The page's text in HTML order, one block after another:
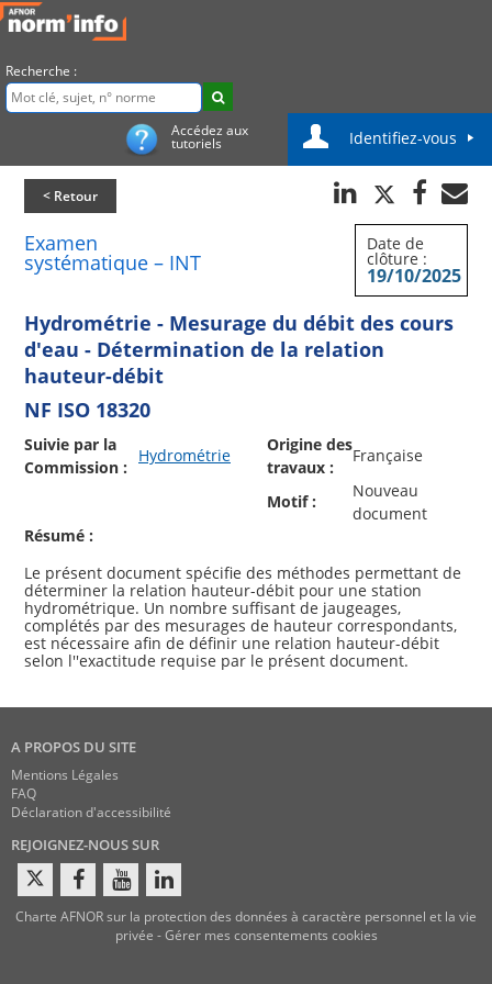
Recherche :
Accédez aux
tutoriels Identifiez-vous
< Retour
Examen
systématique – INT
Date de
clôture :
19/10/2025
Hydrométrie - Mesurage du débit des cours
d'eau - Détermination de la relation
hauteur-débit
NF ISO 18320
Suivie par la
Commission :
Hydrométrie
Origine des
travaux :
Française
Motif :
Nouveau
document
Résumé :
Le présent document spécifie des méthodes permettant de
déterminer la relation hauteur-débit pour une station
hydrométrique. Un nombre suffisant de jaugeages,
complétés par des mesurages de hauteur correspondants,
est nécessaire afin de définir une relation hauteur-débit
A PROPOS DU SITE
Mentions Légales
FAQ
Déclaration d'accessibilité
REJOIGNEZ-NOUS SUR
Charte AFNOR sur la protection des données à caractère personnel et la vie
privée -Gérer mes consentements cookies